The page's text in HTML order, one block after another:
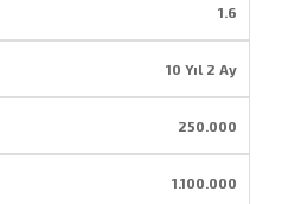
1.6
10 Yıl 2 Ay
250.000
1.100.000